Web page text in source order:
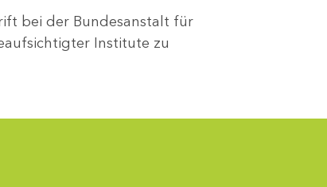
bei der Bundesanstalt für
Institute zu